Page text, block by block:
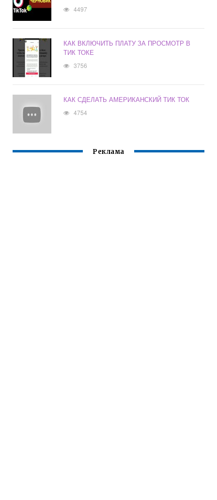
4497
КАК ВКЛЮЧИТЬ ПЛАТУ ЗА ПРОСМОТР В
ТИК ТОКЕ
3756
КАК СДЕЛАТЬ АМЕРИКАНСКИЙ ТИК ТОК
4754
Реклама